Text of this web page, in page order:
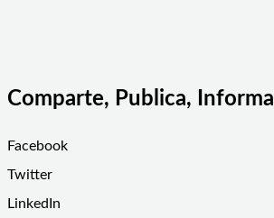
Comparte, Publica, Informa
Facebook
Twitter
LinkedIn